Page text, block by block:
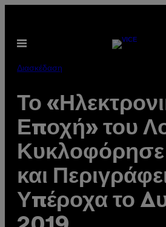
περιεχόμενο
Ανοίξτε
Διασκέδαση
Το
Εποχή» του
Κυκλοφόρησε
και
Υπέροχα το